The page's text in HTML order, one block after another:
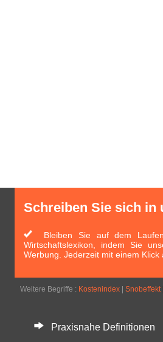
Schreiben Sie sich in
Bleiben Sie auf dem
Wirtschaftslexikon, indem Sie
Werbung. Jederzeit mit einem Klick
Weitere Begriffe : Kostenindex Snobeffekt|
Praxisnahe Definitionen